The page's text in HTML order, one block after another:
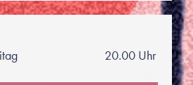
20.00 Uhr